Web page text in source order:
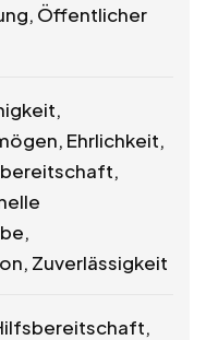
Öffentlicher
Ehrlichkeit,
Zuverlässigkeit